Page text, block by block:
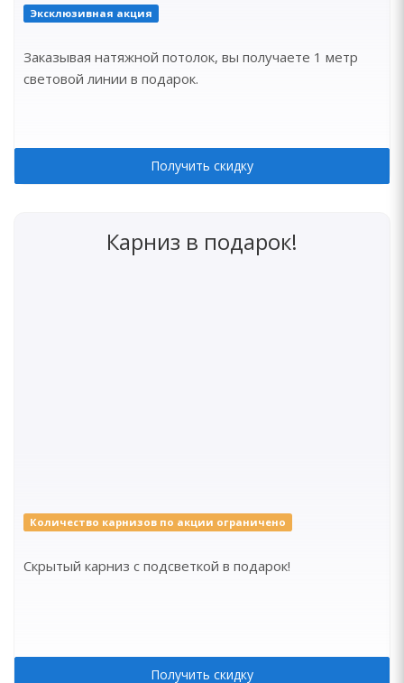
Эксклюзивная акция
Заказывая натяжной потолок, вы получаете 1 метр
световой линии в подарок.
Получить скидку
Карниз в подарок!
Количество карнизов по акции ограничено
Скрытый карниз с подсветкой в подарок!
Получить скидку